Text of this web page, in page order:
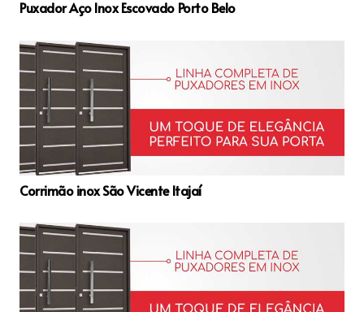
Puxador Aço Inox Escovado Porto Belo
Corrimão inox São Vicente Itajaí